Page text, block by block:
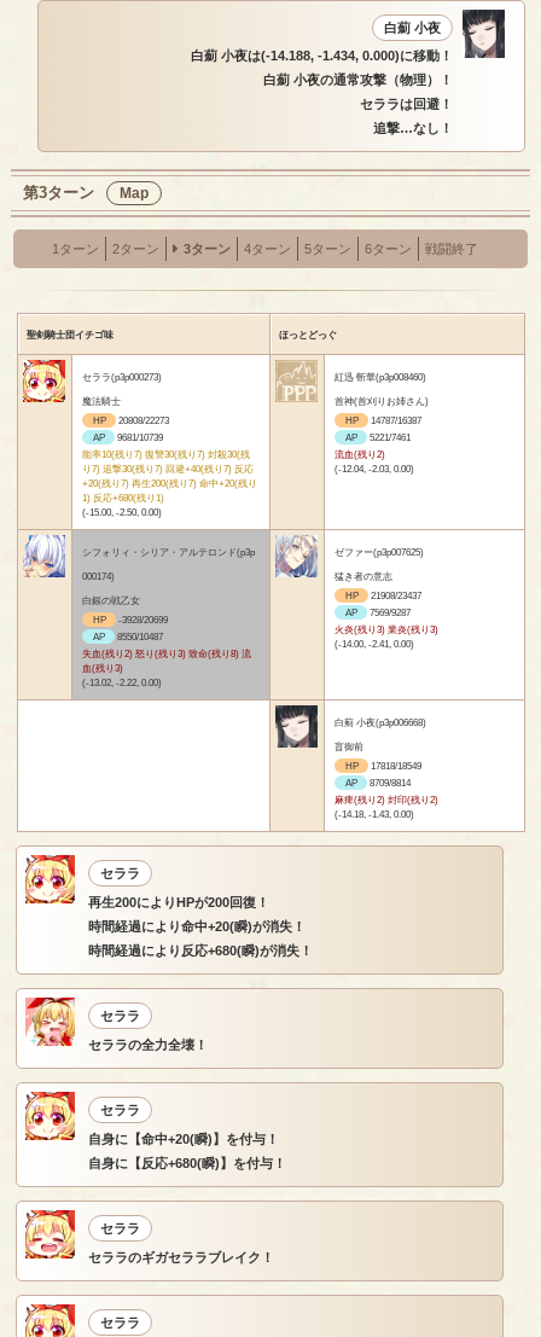
白薊 小夜
白薊 小夜は(-14.188, -1.434, 0.000)に移動！
白薊 小夜の通常攻撃（物理）！
セララは回避！
追撃…なし！
第3ターン Map
1ターン 2ターン 3ターン 4ターン 5ターン 6ターン 戦闘終了
聖剣騎士団イチゴ味 ほっとどっぐ
セララ(p3p000273)
魔法騎士
HP
20808/22273
AP
9681/10739
能率10(残り7) 復讐30(残り7) 封殺30(残
り7) 追撃30(残り7) 回避+40(残り7) 反応
+20(残り7) 再生200(残り7) 命中+20(残り
1) 反応+680(残り1)
(-15.00, -2.50, 0.00)
紅迅 斬華(p3p008460)
首神(首刈りお姉さん)
HP
14787/16387
AP
5221/7461
流血(残り2)
(-12.04, -2.03, 0.00)
シフォリィ・シリア・アルテロンド(p3p
000174)
白銀の戦乙女
HP
-3928/20699
AP
8550/10487
失血(残り2) 怒り(残り3) 致命(残り8) 流
血(残り3)
(-13.02, -2.22, 0.00)
ゼファー(p3p007625)
猛き者の意志
HP
21908/23437
AP
7569/9287
火炎(残り3) 業炎(残り3)
(-14.00, -2.41, 0.00)
白薊 小夜(p3p006668)
盲御前
HP
17818/18549
AP
8709/8814
麻痺(残り2) 封印(残り2)
(-14.18, -1.43, 0.00)
セララ
再生200によりHPが200回復！
時間経過により命中+20(瞬)が消失！
時間経過により反応+680(瞬)が消失！
セララ
セララの全力全壊！
セララ
自身に【命中+20(瞬)】を付与！
自身に【反応+680(瞬)】を付与！
セララ
セララのギガセララブレイク！
セララ